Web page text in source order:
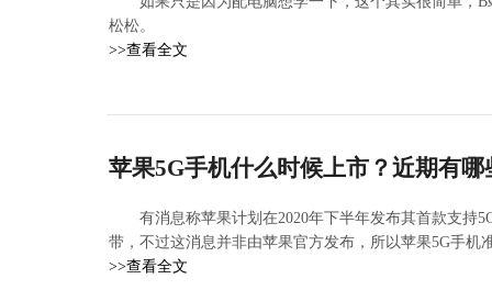
松松。
>>查看全文
苹果5G手机什么时候上市？近期有
有消息称苹果计划在2020年下半年发布其首款支持
带，不过这消息并非由苹果官方发布，所以苹果5G手机
>>查看全文